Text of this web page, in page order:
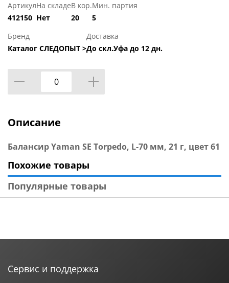
Артикул
412150
На складе
Нет
В кор.
20
Мин. партия
5
Бренд
Каталог СЛЕДОПЫТ >
Доставка
До скл.Уфа до 12 дн.
Описание
Балансир Yaman SE Torpedo, L-70 мм, 21 г, цвет 61
Похожие товары
Популярные товары
Сервис и поддержка